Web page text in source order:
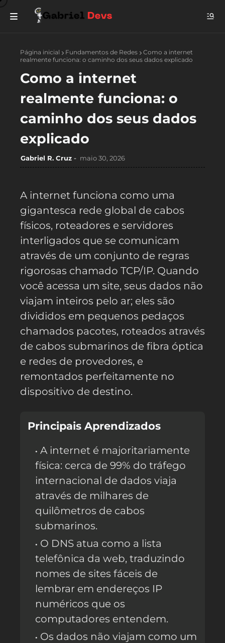
Página inicial Fundamentos de Redes
Como a internet
realmente funciona: o caminho dos seus dados explicado
Como a internet
realmente funciona: o
caminho dos seus dados
explicado
Gabriel R. Cruz maio 30, 2026
A internet funciona como uma
gigantesca rede global de cabos
físicos, roteadores e servidores
interligados que se comunicam
através de um conjunto de regras
rigorosas chamado TCP/IP. Quando
você acessa um site, seus dados não
viajam inteiros pelo ar; eles são
divididos em pequenos pedaços
chamados pacotes, roteados através
de cabos submarinos de fibra óptica
e redes de provedores, e
remontados perfeitamente no
dispositivo de destino.
Principais Aprendizados
A internet é majoritariamente
física: cerca de 99% do tráfego
internacional de dados viaja
através de milhares de
quilômetros de cabos
submarinos.
O DNS atua como a lista
telefônica da web, traduzindo
nomes de sites fáceis de
lembrar em endereços IP
numéricos que os
computadores entendem.
Os dados não viajam como um